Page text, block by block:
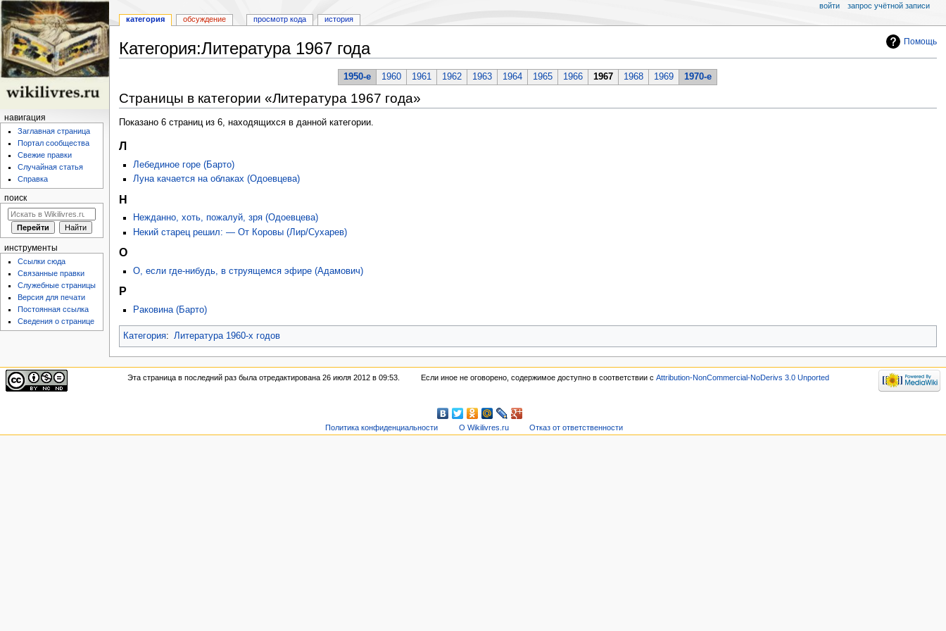
Помощь
Категория:Литература 1967 года
навигации
поиску
1950-е 1960 1961 1962 1963 1964 1965 1966 1967 1968 1969 1970-е
Страницы в категории «Литература 1967 года»
Показано 6 страниц из 6, находящихся в данной категории.
Л
Лебединое горе (Барто)
Луна качается на облаках (Одоевцева)
Н
Нежданно, хоть, пожалуй, зря (Одоевцева)
Некий старец решил: — От Коровы (Лир/Сухарев)
О
О, если где-нибудь, в струящемся эфире (Адамович)
Р
Раковина (Барто)
Категория: Литература 1960-х годов
категория обсуждение просмотр кода история
войти запрос учётной записи
навигация
Заглавная страница
Портал сообщества
Свежие правки
Случайная статья
Справка
поиск
инструменты
Ссылки сюда
Связанные правки
Служебные страницы
Версия для печати
Постоянная ссылка
Сведения о странице
Эта страница в последний раз была отредактирована 26 июля 2012 в 09:53. Если иное не оговорено, содержимое доступно в соответствии с Attribution-NonCommercial-NoDerivs 3.0 Unported
Политика конфиденциальности О Wikilivres.ru Отказ от ответственности